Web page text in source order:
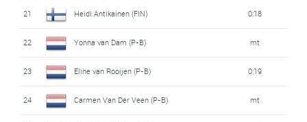
21 Heidi Antikainen (FIN) 0:18
22 Yonna van Dam (P-B) mt
23 Eline van Rooijen (P-B) 0:19
24 Carmen Van Der Veen (P-B) mt